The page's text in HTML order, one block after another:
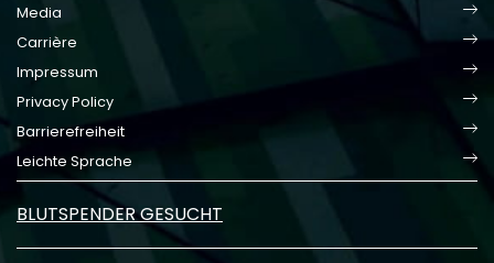
Media
Carrière
Impressum
Privacy Policy
Barrierefreiheit
Leichte Sprache
BLUTSPENDER GESUCHT